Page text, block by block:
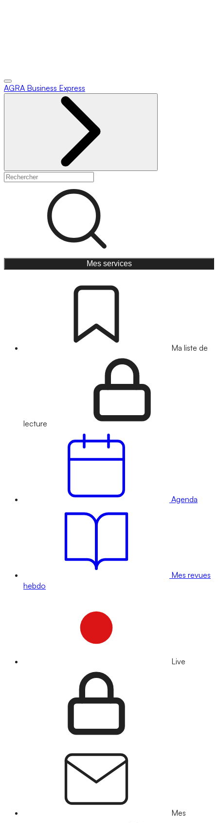
AGRA Business Express
Mes services
Ma liste de
lecture
Agenda
Mes revues
hebdo
Live
Mes